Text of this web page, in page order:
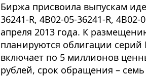
Биржа присвоила выпускам
36241-R, 4B02-05-36241-R,
апреля 2013 года. К
планируются облигации
включает по 5 миллионов
рублей, срок обращения – семь